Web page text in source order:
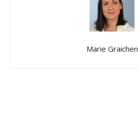
Marie Graichen